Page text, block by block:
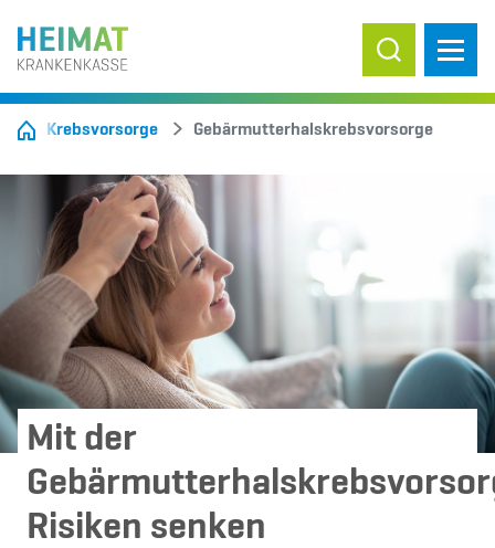
Suche ein-/
Krebsvorsorge Gebärmutterhalskrebsvorsorge
Mit der
Risiken senken